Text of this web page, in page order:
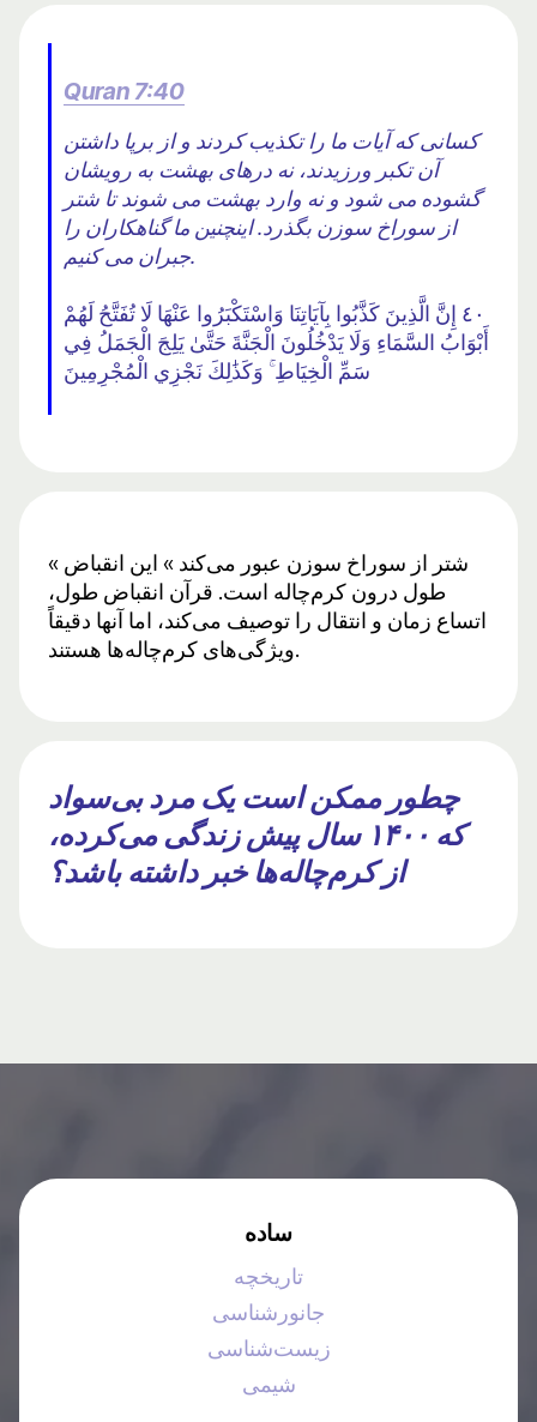
Quran 7:40
كسانى كه آيات ما را تكذيب كردند و از برپا داشتن
آن تكبر ورزيدند، نه درهاى بهشت ​​به رويشان
گشوده مى شود و نه وارد بهشت ​​مى شوند تا شتر
از سوراخ سوزن بگذرد. اینچنین ما گناهکاران را
جبران می کنیم.
٤٠ إِنَّ الَّذِينَ كَذَّبُوا بِآيَاتِنَا وَاسْتَكْبَرُوا عَنْهَا لَا تُفَتَّحُ لَهُمْ
أَبْوَابُ السَّمَاءِ وَلَا يَدْخُلُونَ الْجَنَّةَ حَتَّىٰ يَلِجَ الْجَمَلُ فِي
سَمِّ الْخِيَاطِ ۚ وَكَذَٰلِكَ نَجْزِي الْمُجْرِمِينَ
« شتر از سوراخ سوزن عبور می‌کند » این انقباض
طول درون کرم‌چاله است. قرآن انقباض طول،
اتساع زمان و انتقال را توصیف می‌کند، اما آنها دقیقاً
ویژگی‌های کرم‌چاله‌ها هستند.
چطور ممکن است یک مرد بی‌سواد
که ۱۴۰۰ سال پیش زندگی می‌کرده،
از کرم‌چاله‌ها خبر داشته باشد؟
ساده
تاریخچه
جانورشناسی
زیست‌شناسی
شیمی